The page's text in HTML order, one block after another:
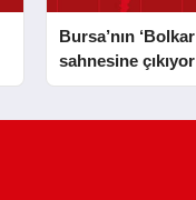
Bursa’nın
sahnesine çıkıyor